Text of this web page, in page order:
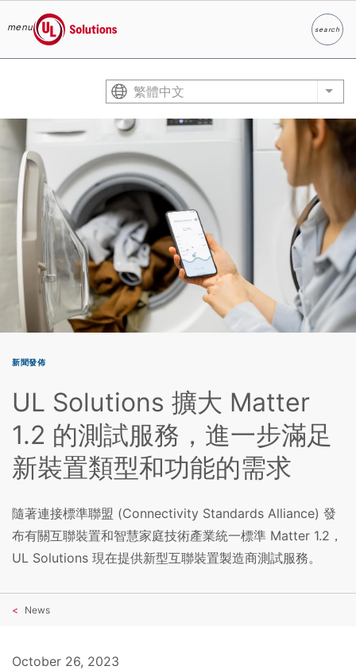
menu
UL Solutions
searchSearch
繁體中文 List
新聞發佈
UL Solutions 擴大 Matter
1.2 的測試服務，進一步滿足
新裝置類型和功能的需求
隨著連接標準聯盟 (Connectivity Standards Alliance) 發
布有關互聯裝置和智慧家庭技術產業統一標準 Matter 1.2，
UL Solutions 現在提供新型互聯裝置製造商測試服務。
News
October 26, 2023